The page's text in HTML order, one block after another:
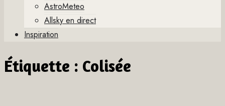
AstroMeteo
Allsky en direct
Inspiration
Étiquette : Colisée